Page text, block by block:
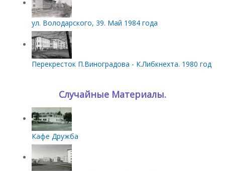
ул. Володарского, 39. Май 1984 года
Перекресток П.Виноградова - К.Либкнехта. 1980 год
Случайные Материалы.
Кафе Дружба